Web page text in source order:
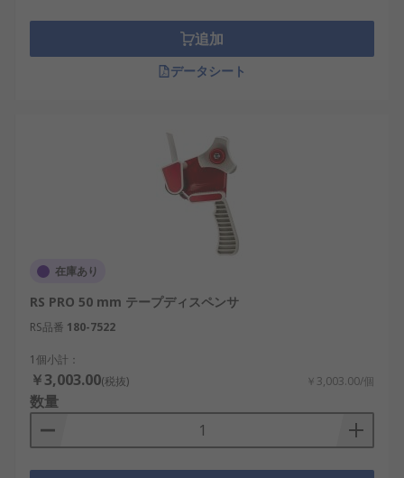
追加
データシート
在庫あり
RS PRO 50 mm テープディスペンサ
RS品番 180-7522
1個小計：
￥3,003.00(税抜) ￥3,003.00/個
数量